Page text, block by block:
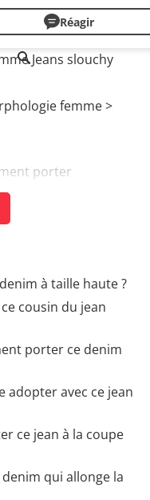
Réagir
Jeans slouchy
femme>
porter
à taille haute ?
cousin du jean
porter ce denim
adopter avec ce jean
ce jean à la coupe
qui allonge la